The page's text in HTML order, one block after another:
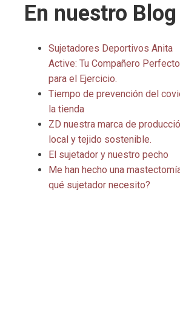
En nuestro Blog
Sujetadores Deportivos Anita
Active: Tu Compañero Perfecto
para el Ejercicio.
Tiempo de prevención del
la tienda
ZD nuestra marca de
local y tejido sostenible.
El sujetador y nuestro pecho
Me han hecho una
qué sujetador necesito?